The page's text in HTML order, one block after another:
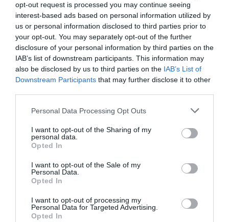
opt-out request is processed you may continue seeing
interest-based ads based on personal information utilized by
us or personal information disclosed to third parties prior to
your opt-out. You may separately opt-out of the further
disclosure of your personal information by third parties on the
IAB’s list of downstream participants. This information may
also be disclosed by us to third parties on the IAB’s List of
Downstream Participants that may further disclose it to other
Please note that this website/app uses one or more Google
not limited to your visit or usage behaviour. You may click to
grant or deny consent to Google and its third-party tags to
use your data for below specified purposes in below Google
consent section.
Personal Data Processing Opt Outs
I want to opt-out of the Sharing of my
personal data.
Opted In
I want to opt-out of the Sale of my
Personal Data.
Opted In
I want to opt-out of processing my
Personal Data for Targeted Advertising.
Opted In
INGREDIENTE
2 căpățâni medii de varză chinezească
1,5 l apă
1 ridiche coreeană mai mică